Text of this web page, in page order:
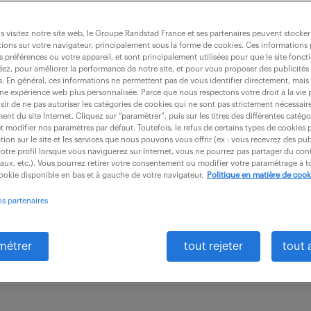
maintenance informatique (f/h)
CDI 30 100 - 36 000 € / an
BREST est une entreprise du secteur défense.
client met en avant une organisation à taille
visitez notre site web, le Groupe Randstad France et ses partenaires peuvent
sur votre navigateur, principalement sous la forme de cookies. Ces informations
préférences ou votre appareil, et sont principalement utilisées pour que le site
pour améliorer la performance de notre site, et pour vous proposer des publicités
En général, ces informations ne permettent pas de vous identifier directement,
expérience web plus personnalisée. Parce que nous respectons votre droit à la vie
de ne pas autoriser les catégories de cookies qui ne sont pas strictement
du site Internet. Cliquez sur “paramétrer”, puis sur les titres des différentes
modifier nos paramètres par défaut. Toutefois, le refus de certains types de cookies
sur le site et les services que nous pouvons vous offrir (ex : vous recevrez des
profil lorsque vous naviguerez sur Internet, vous ne pourrez pas partager du
etc.). Vous pourrez retirer votre consentement ou modifier votre paramétrage à
disponible en bas et à gauche de votre navigateur.
Politique en matière de
partenaires
tout rejeter tout